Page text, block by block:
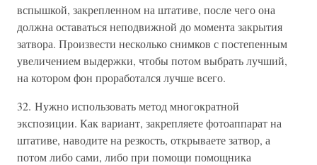
вспышкой, закрепленном на штативе, после чего она
должна оставаться неподвижной до момента закрытия
затвора. Произвести несколько снимков с постепенным
увеличением выдержки, чтобы потом выбрать лучший,
на котором фон проработался лучше всего.
32. Нужно использовать метод многократной
экспозиции. Как вариант, закрепляете фотоаппарат на
штативе, наводите на резкость, открываете затвор, а
потом либо сами, либо при помощи помощника